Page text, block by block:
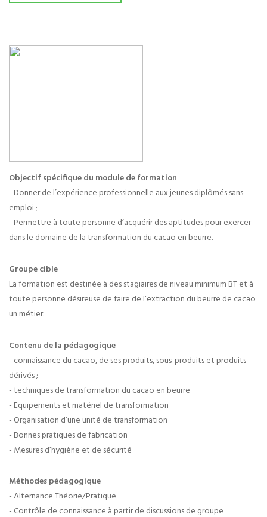
Objectif spécifique du module de formation
- Donner de l’expérience professionnelle aux jeunes diplômés sans
emploi ;
- Permettre à toute personne d’acquérir des aptitudes pour exercer
dans le domaine de la transformation du cacao en beurre.
Groupe cible
La formation est destinée à des stagiaires de niveau minimum BT et à
toute personne désireuse de faire de l’extraction du beurre de cacao
un métier.
Contenu de la pédagogique
- connaissance du cacao, de ses produits, sous-produits et produits
dérivés ;
- techniques de transformation du cacao en beurre
- Equipements et matériel de transformation
- Organisation d’une unité de transformation
- Bonnes pratiques de fabrication
- Mesures d’hygiène et de sécurité
Méthodes pédagogique
- Alternance Théorie/Pratique
- Contrôle de connaissance à partir de discussions de groupe